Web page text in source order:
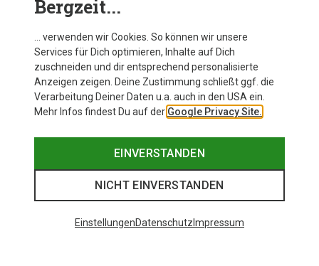
Du bist auf der Suche nach mehr? Dann schau im
Markenshop vorbei!
LASS DICH INSPIRIEREN
Bergzeit...
… verwenden wir Cookies. So können wir unsere
Services für Dich optimieren, Inhalte auf Dich
zuschneiden und dir entsprechend personalisierte
Anzeigen zeigen. Deine Zustimmung schließt ggf. die
Verarbeitung Deiner Daten u.a. auch in den USA ein.
Mehr Infos findest Du auf der Google Privacy Site.
EINVERSTANDEN
NICHT EINVERSTANDEN
EinstellungenDatenschutz Impressum